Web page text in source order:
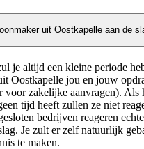
uit Oostkapelle aan de
je altijd een kleine periode
Oostkapelle jou en jouw
voor zakelijke aanvragen). Als
tijd heeft zullen ze niet
bedrijven reageren
Je zult er zelf natuurlijk
te maken.